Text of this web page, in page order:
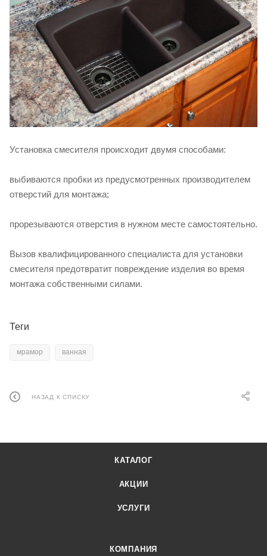
Установка смесителя происходит двумя способами:
выбиваются пробки из предусмотренных производителем
отверстий для монтажа;
прорезываются отверстия в нужном месте самостоятельно.
Вызов квалифицированного специалиста для установки
смесителя предотвратит повреждение изделия во время
монтажа собственными силами.
Теги
мрамор ванная
НАЗАД К СПИСКУ
КАТАЛОГ
АКЦИИ
УСЛУГИ
КОМПАНИЯ